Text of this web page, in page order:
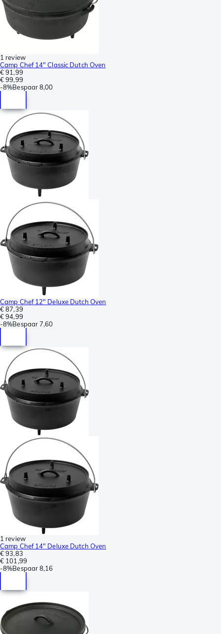
1 review
Camp Chef 14" Classic Dutch Oven
€ 91,99
€ 99,99
-8%Bespaar8,00
Camp Chef 12" Deluxe Dutch Oven
€ 87,39
€ 94,99
-8%Bespaar7,60
1 review
Camp Chef 14" Deluxe Dutch Oven
€ 93,83
€ 101,99
-8%Bespaar8,16